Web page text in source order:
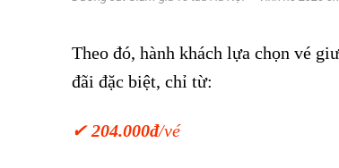
Theo đó, hành khách lựa chọn vé
đãi đặc biệt, chỉ từ:
✔204.000đ/vé